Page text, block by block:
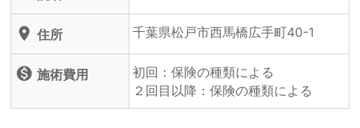
location_on 住所 千葉県松戸市西馬橋広手町40-1
monetization_on 施術費用
初回：保険の種類による
２回目以降：保険の種類による